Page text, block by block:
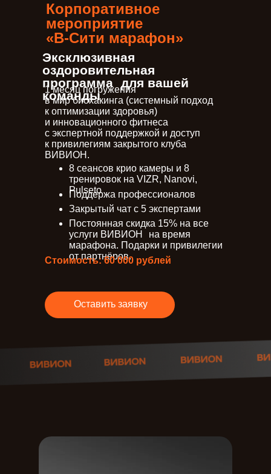
8 сеансов крио камеры и 8
тренировок на VIZR, Nanovi,
Pulseto
Корпоративное
мероприятие
«В-Сити марафон»
Поддержа профессионалов
Эксклюзивная
оздоровительная
программа для вашей
команды
Закрытый чат с 5 экспертами
1 месяц погружения
в мир биохакинга (системный подход
к оптимизации здоровья)
и инновационного фитнеса
с экспертной поддержкой и доступ
к привилегиям закрытого клуба
ВИВИOН.
Постоянная скидка 15% на все
услуги ВИВИOН на время
марафона. Подарки и привилегии
от партнёров.
Стоимость: 60 000 рублей
Оставить заявку